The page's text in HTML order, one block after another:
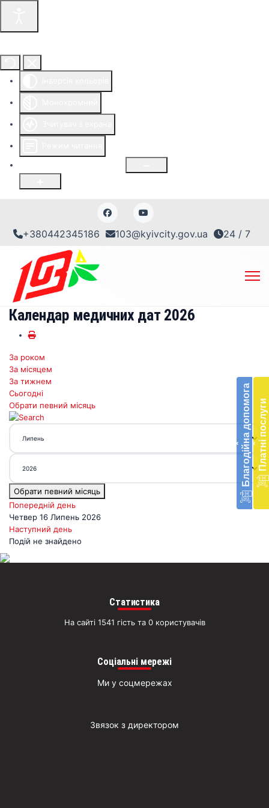
+380442345186 103@kyivcity.gov.ua 24 / 7
‹ Благодійна допомогав
‹ Платні послуги
Календар медичних дат 2026
За роком
За місяцем
За тижнем
Сьогодні
Обрати певний місяць
Обрати певний місяць
Попередній день
Четвер 16 Липень 2026
Наступний день
Подій не знайдено
Статистика
На сайті 1541 гість та 0 користувачів
Соціальні мережі
Ми у соцмережах
Звязок з директором